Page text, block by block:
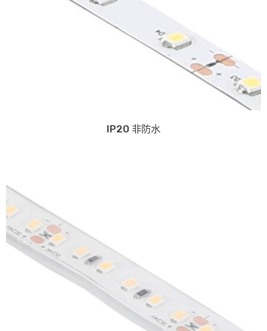
IP20 非防水